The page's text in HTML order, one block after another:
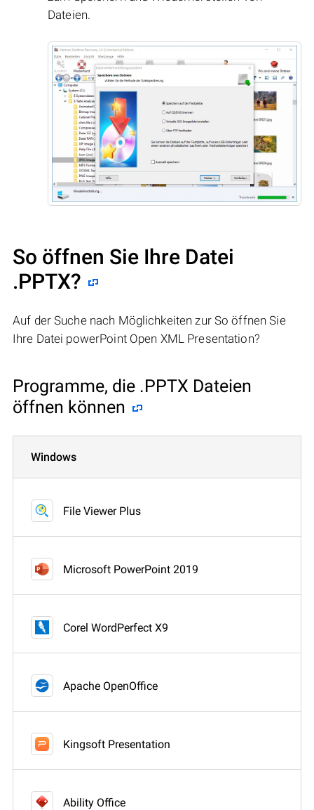
Dateien.
So öffnen Sie Ihre Datei
.PPTX?
Auf der Suche nach Möglichkeiten zur So öffnen Sie
Ihre Datei powerPoint Open XML Presentation?
Programme, die .PPTX Dateien
öffnen können
Windows
File Viewer Plus
Microsoft PowerPoint 2019
Corel WordPerfect X9
Apache OpenOffice
Kingsoft Presentation
Ability Office